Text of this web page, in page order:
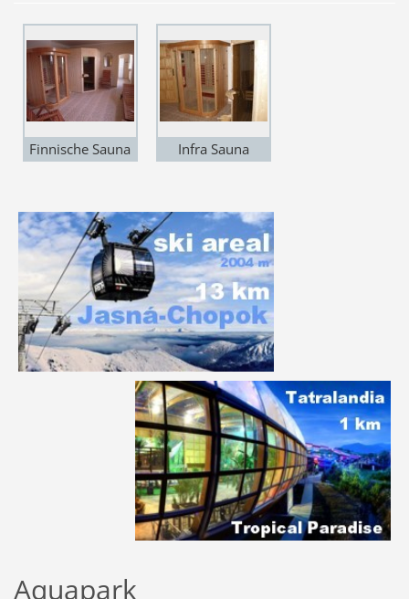
Finnische Sauna Infra Sauna
Aquapark